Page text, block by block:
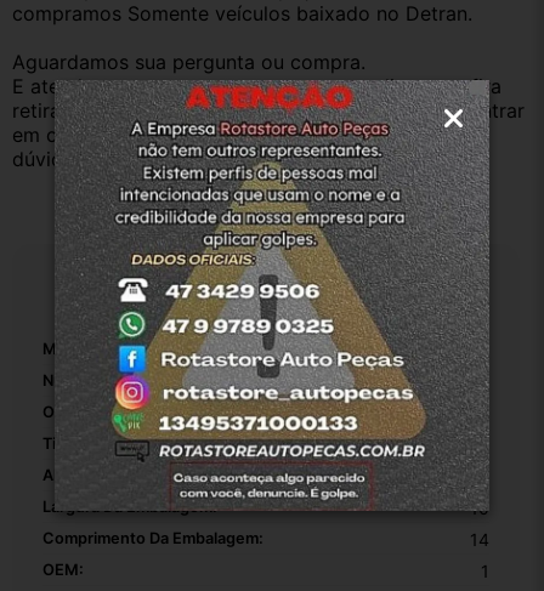
compramos Somente veículos baixado no Detran.
Aguardamos sua pergunta ou compra.
E atenderemos o quanto antes, caso o cliente prefira
retirar na nossa loja física também aceitamos, só entrar
em contato com a equipe Rotasul e tiramos suas
dúvidas.
Especificações
Marca: Citroen
Número De Peça: 1
Origem: Rotasuljoinville
Tipo De Veículo: Carro/Caminhonete
Altura Da Embalagem: 10
Largura Da Embalagem: 10
Comprimento Da Embalagem: 14
OEM: 1